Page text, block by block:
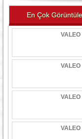
En Çok
VALEO